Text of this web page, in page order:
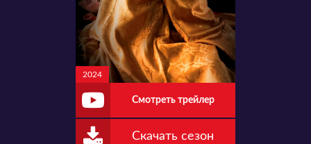
2024
Смотреть трейлер
Скачать сезон